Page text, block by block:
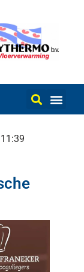
11:39